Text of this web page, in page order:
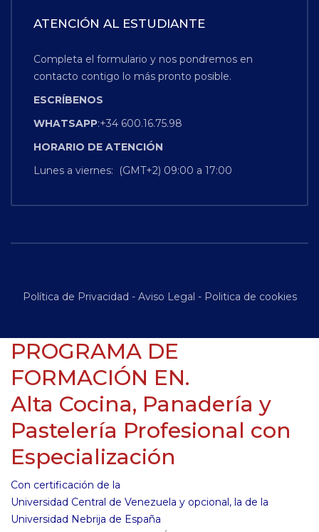
ATENCIÓN AL ESTUDIANTE
Completa el formulario y nos pondremos en
contacto contigo lo más pronto posible.
ESCRÍBENOS
WHATSAPP:+34 600.16.75.98
HORARIO DE ATENCIÓN
Lunes a viernes: (GMT+2) 09:00 a 17:00
Política de Privacidad - Aviso Legal - Politica de cookies
PROGRAMA DE
FORMACIÓN EN.
Alta Cocina, Panadería y
Pastelería Profesional con
Especialización
Con certificación de la
Universidad Central de Venezuela y opcional, la de la
Universidad Nebrija de España